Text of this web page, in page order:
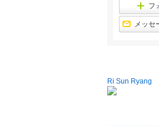
フ
メッセ
Ri Sun Ryang